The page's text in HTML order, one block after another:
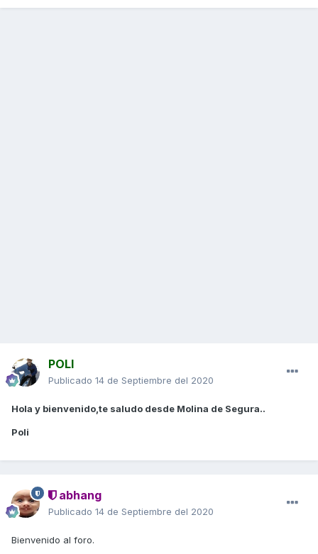
POLI
Publicado 14 de Septiembre del 2020
Hola y bienvenido,te saludo desde Molina de Segura..
Poli
abhang
Publicado 14 de Septiembre del 2020
Bienvenido al foro.